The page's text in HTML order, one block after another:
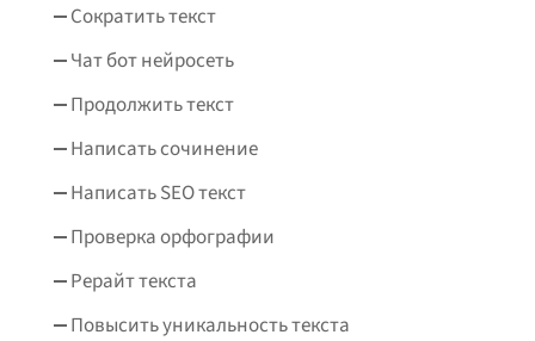
Сократить текст
Чат бот нейросеть
Продолжить текст
Написать сочинение
Написать SEO текст
Проверка орфографии
Рерайт текста
Повысить уникальность текста